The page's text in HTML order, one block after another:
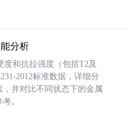
分析
和抗拉强度（包括T2及
2012标准数据，详细分
并对比不同状态下的金属
。